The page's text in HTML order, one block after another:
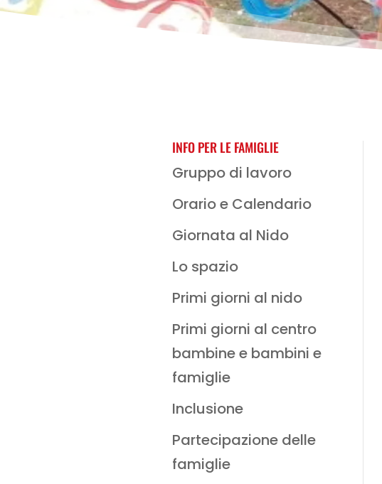
INFO PER LE FAMIGLIE
Gruppo di lavoro
Orario e Calendario
Giornata al Nido
Lo spazio
Primi giorni al nido
Primi giorni al centro
bambine e bambini e
famiglie
Inclusione
Partecipazione delle
famiglie